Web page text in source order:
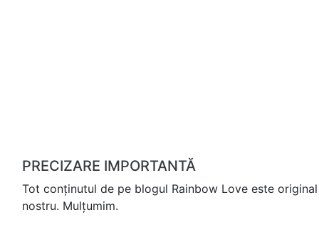
PRECIZARE IMPORTANTĂ
Tot conținutul de pe blogul Rainbow Love este
nostru. Mulțumim.